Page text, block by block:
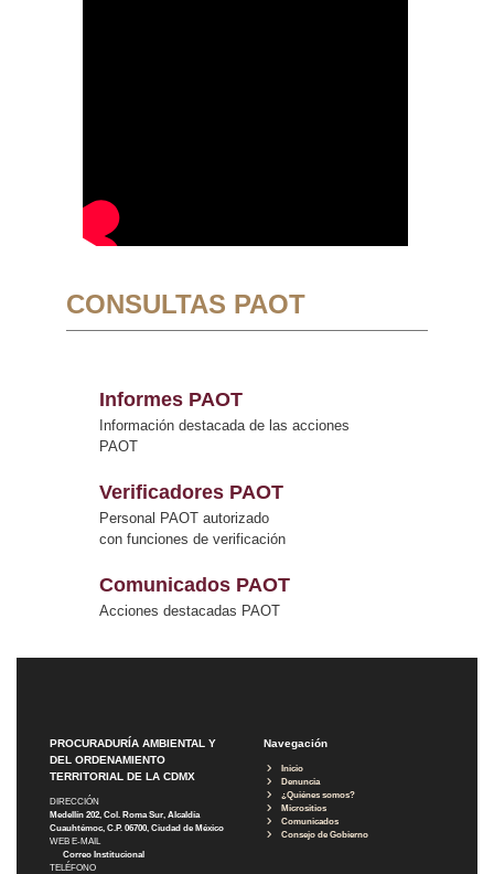
CONSULTAS PAOT
Informes PAOT
Información destacada de las acciones
PAOT
Verificadores PAOT
Personal PAOT autorizado
con funciones de verificación
Comunicados PAOT
Acciones destacadas PAOT
PROCURADURÍA AMBIENTAL Y
DEL ORDENAMIENTO
TERRITORIAL DE LA CDMX
DIRECCIÓN
Medellín 202, Col. Roma Sur, Alcaldía
Cuauhtémoc, C.P. 06700, Ciudad de México
WEB E-MAIL
Correo Institucional
TELÉFONO
Navegación
Inicio
Denuncia
¿Quiénes somos?
Micrositios
Comunicados
Consejo de Gobierno